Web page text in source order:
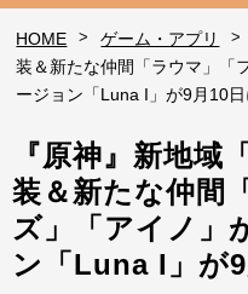
HOME > ゲーム・アプリ >
装＆新たな仲間「ラウマ」「
ージョン「Luna I」が9月10
『原神』新地域
装＆新たな仲間
ズ」「アイノ」
ン「Luna I」が